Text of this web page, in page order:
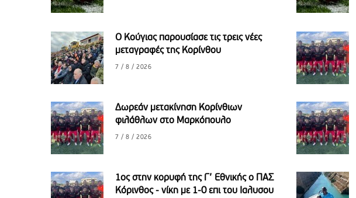
Ο Κούγιας παρουσίασε τις τρεις νέες
μεταγραφές της Κορίνθου
7 / 8 / 2026
Δωρεάν μετακίνηση Κορίνθιων
φιλάθλων στο Μαρκόπουλο
7 / 8 / 2026
1ος στην κορυφή της Γ’ Εθνικής ο ΠΑΣ
Κόρινθος - νίκη με 1-0 επι του Ιαλυσου